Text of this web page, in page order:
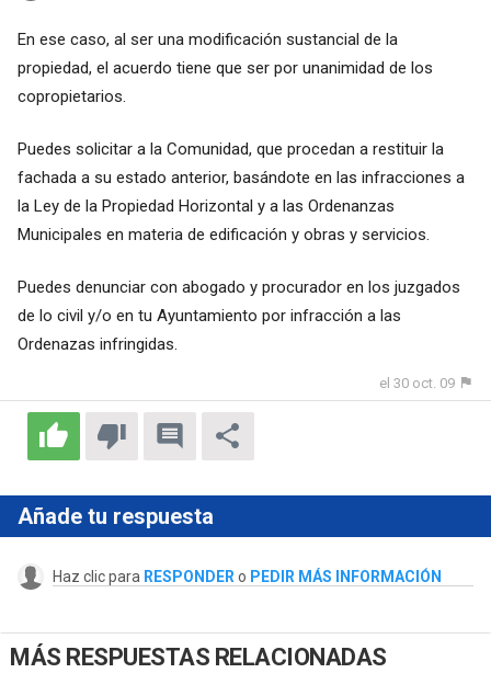
En ese caso, al ser una modificación sustancial de la
propiedad, el acuerdo tiene que ser por unanimidad de los
copropietarios.
Puedes solicitar a la Comunidad, que procedan a restituir la
fachada a su estado anterior, basándote en las infracciones a
la Ley de la Propiedad Horizontal y a las Ordenanzas
Municipales en materia de edificación y obras y servicios.
Puedes denunciar con abogado y procurador en los juzgados
de lo civil y/o en tu Ayuntamiento por infracción a las
Ordenazas infringidas.
el 30 oct. 09
Añade tu respuesta
Haz clic para RESPONDER o PEDIR MÁS INFORMACIÓN
MÁS RESPUESTAS RELACIONADAS